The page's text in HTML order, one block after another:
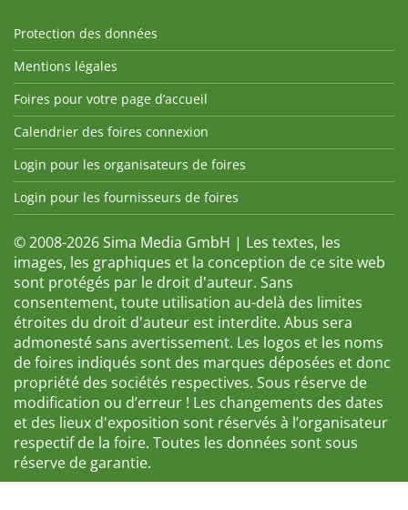
Protection des données
Mentions légales
Foires pour votre page d’accueil
Calendrier des foires connexion
Login pour les organisateurs de foires
Login pour les fournisseurs de foires
© 2008-2026 Sima Media GmbH | Les textes, les
images, les graphiques et la conception de ce site web
sont protégés par le droit d'auteur. Sans
consentement, toute utilisation au-delà des limites
étroites du droit d'auteur est interdite. Abus sera
admonesté sans avertissement. Les logos et les noms
de foires indiqués sont des marques déposées et donc
propriété des sociétés respectives. Sous réserve de
modification ou d’erreur ! Les changements des dates
et des lieux d'exposition sont réservés à l’organisateur
respectif de la foire. Toutes les données sont sous
réserve de garantie.